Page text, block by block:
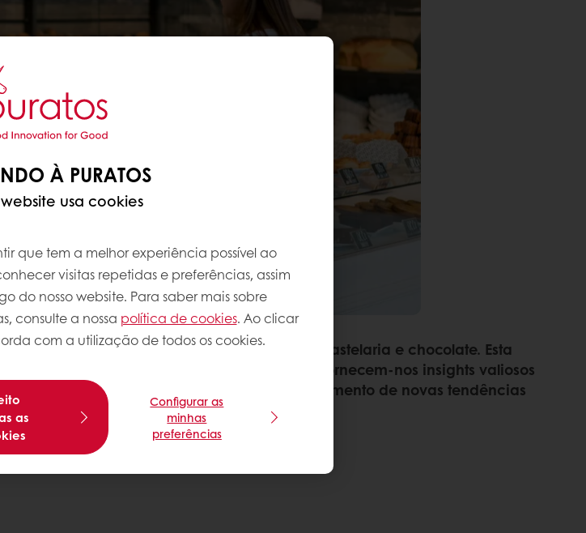
de consumo de panificação, pastelaria e chocolate. Esta
dos consumidores locais e globais fornecem-nos insights valiosos
das tendências e para sustentar o aparecimento de novas tendências
que serão mais importantes em 2023.
À PURATOS
usa cookies
que tem a melhor experiência possível ao
visitas repetidas e preferências, assim
do nosso website. Para saber mais sobre
consulte a nossa política de cookies. Ao clicar
com a utilização de todos os cookies.
as
Configurar as
minhas
preferências